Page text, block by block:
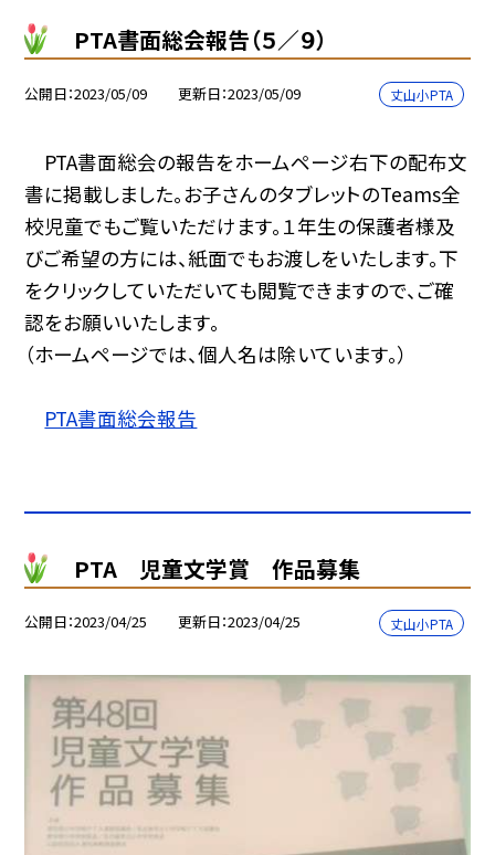
PTA書面総会報告（５／９）
公開日 2023/05/09 更新日 2023/05/09 丈山小PTA
PTA書面総会の報告をホームページ右下の配布文
書に掲載しました。お子さんのタブレットのTeams全
校児童でもご覧いただけます。１年生の保護者様及
びご希望の方には、紙面でもお渡しをいたします。下
をクリックしていただいても閲覧できますので、ご確
認をお願いいたします。
（ホームページでは、個人名は除いています。）
PTA書面総会報告
PTA 児童文学賞 作品募集
公開日 2023/04/25 更新日 2023/04/25 丈山小PTA